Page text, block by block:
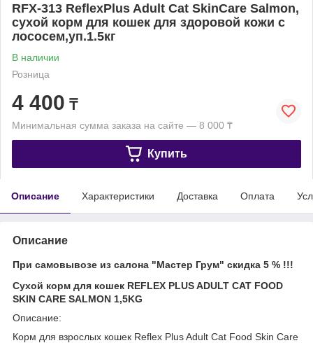
RFX-313 ReflexPlus Adult Cat SkinCare Salmon,
сухой корм для кошек для здоровой кожи с
лососем,уп.1.5кг
В наличии
Розница
4 400 ₸
Минимальная сумма заказа на сайте — 8 000 ₸
Купить
Описание Характеристики Доставка Оплата
Описание
При самовывозе из салона "Мастер Грум" скидка 5 % !!!
Сухой корм для кошек REFLEX PLUS ADULT CAT FOOD
SKIN CARE SALMON 1,5KG
Описание:
Корм для взрослых кошек Reflex Plus Adult Cat Food Skin Care